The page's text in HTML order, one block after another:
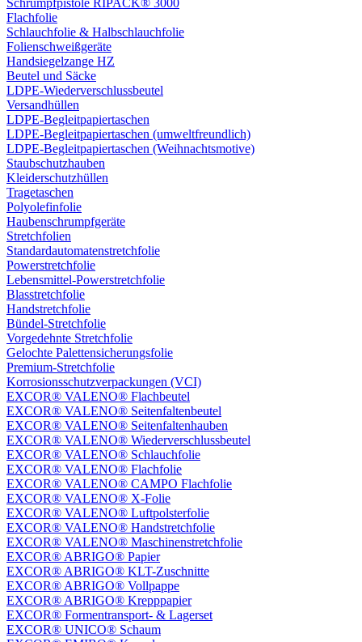
Schrumpfpistole RIPACK® 3000
Flachfolie
Schlauchfolie & Halbschlauchfolie
Folienschweißgeräte
Handsiegelzange HZ
Beutel und Säcke
LDPE-Wiederverschlussbeutel
Versandhüllen
LDPE-Begleitpapiertaschen
LDPE-Begleitpapiertaschen (umweltfreundlich)
LDPE-Begleitpapiertaschen (Weihnachtsmotive)
Staubschutzhauben
Kleiderschutzhüllen
Tragetaschen
Polyolefinfolie
Haubenschrumpfgeräte
Stretchfolien
Standardautomatenstretchfolie
Powerstretchfolie
Lebensmittel-Powerstretchfolie
Blasstretchfolie
Handstretchfolie
Bündel-Stretchfolie
Vorgedehnte Stretchfolie
Gelochte Palettensicherungsfolie
Premium-Stretchfolie
Korrosionsschutzverpackungen (VCI)
EXCOR® VALENO® Flachbeutel
EXCOR® VALENO® Seitenfaltenbeutel
EXCOR® VALENO® Seitenfaltenhauben
EXCOR® VALENO® Wiederverschlussbeutel
EXCOR® VALENO® Schlauchfolie
EXCOR® VALENO® Flachfolie
EXCOR® VALENO® CAMPO Flachfolie
EXCOR® VALENO® X-Folie
EXCOR® VALENO® Luftpolsterfolie
EXCOR® VALENO® Handstretchfolie
EXCOR® VALENO® Maschinenstretchfolie
EXCOR® ABRIGO® Papier
EXCOR® ABRIGO® KLT-Zuschnitte
EXCOR® ABRIGO® Vollpappe
EXCOR® ABRIGO® Krepppapier
EXCOR® Formentransport- & Lagerset
EXCOR® UNICO® Schaum